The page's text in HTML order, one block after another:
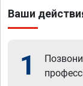
Ваши
1